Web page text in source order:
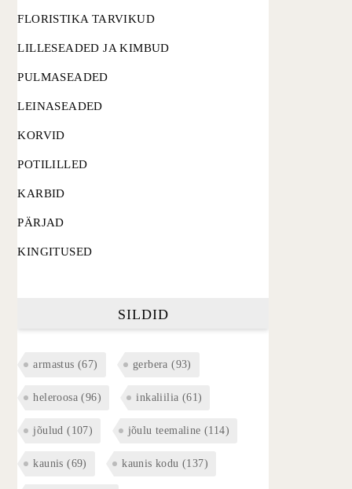
FLORISTIKA TARVIKUD
LILLESEADED JA KIMBUD
PULMASEADED
LEINASEADED
KORVID
POTILILLED
KARBID
PÄRJAD
KINGITUSED
SILDID
armastus (67) gerbera (93)
heleroosa (96) inkaliilia (61)
jõulud (107) jõulu teemaline (114)
kaunis (69) kaunis kodu (137)